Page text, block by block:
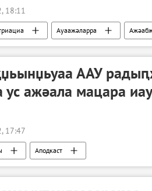
18:11
Ауаажәларра
ААУ
ус ажәала мацара
17:47
Аподкаст